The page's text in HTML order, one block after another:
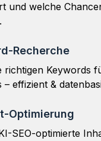
und welche
Recherche
richtigen Keywords
– effizient &
Optimierung
SEO-optimierte